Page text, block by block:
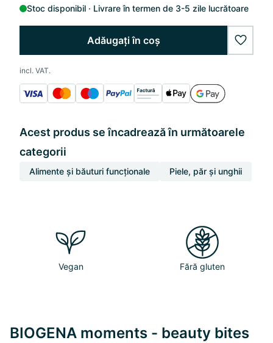
Stoc disponibil Livrare în termen de 3-5 zile lucrătoare
Adăugați în coș
incl. VAT.
Acest produs se încadrează în următoarele
categorii
Alimente și băuturi funcționale Piele, păr și unghii
Vegan Fără gluten
BIOGENA moments - beauty bites